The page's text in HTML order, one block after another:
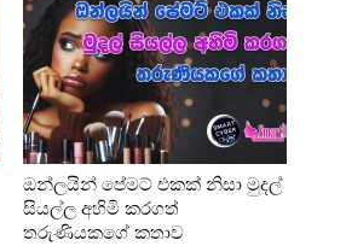
ඔන්ලයින් පේමට් එකක් නිසා මුදල්
සියල්ල අහිමි කරගත්
තරුණියකගේ කතාව